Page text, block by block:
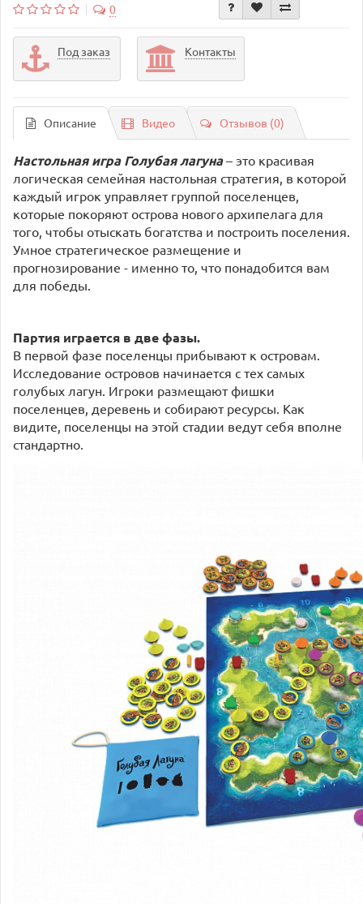
0
Под заказ Контакты
Описание Видео Отзывов (0)
Настольная игра Голубая лагуна– это красивая
логическая семейная настольная стратегия, в которой
каждый игрок управляет группой поселенцев,
которые покоряют острова нового архипелага для
того, чтобы отыскать богатства и построить поселения.
Умное стратегическое размещение и
прогнозирование - именно то, что понадобится вам
для победы.
Партия играется в две фазы.
В первой фазе поселенцы прибывают к островам.
Исследование островов начинается с тех самых
голубых лагун. Игроки размещают фишки
поселенцев, деревень и собирают ресурсы. Как
видите, поселенцы на этой стадии ведут себя вполне
стандартно.